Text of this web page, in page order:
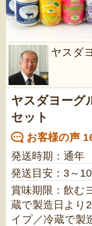
ヤスダ
ヤスダヨーグ
セット
お客様の声
発送時期：通年
発送目安：3～
賞味期限：飲む
蔵で製造日より21日 カ
イプ／冷蔵で製